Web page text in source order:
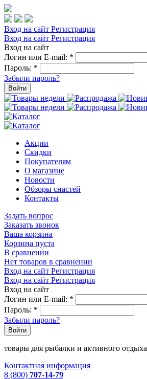
Вход на сайт Регистрация
Вход на сайт Регистрация
Вход на сайт
Логин или E-mail: *
Пароль: *
Забыли пароль?
Войти
Акции
Скидки
Покупателям
О магазине
Новости
Обзоры снастей
Контакты
Задать вопрос
Заказать звонок
Ваша корзина
Корзина пуста
В сравнении
Нет товаров в сравнении
Вход на сайт Регистрация
Вход на сайт Регистрация
Вход на сайт
Логин или E-mail: *
Пароль: *
Забыли пароль?
Войти
товары для рыбалки и активного отдыха
Контактная информация
8 (800) 707-14-79